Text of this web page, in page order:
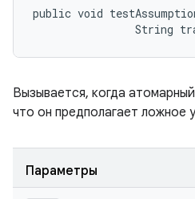
public void
String
Вызывается, когда
что он предполагает ложное
Параметры